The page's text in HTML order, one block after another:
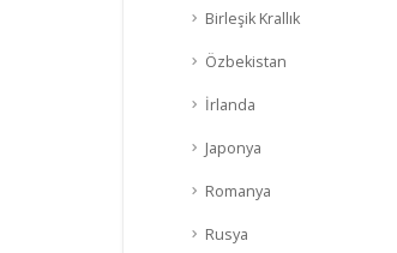
Birleşik Krallık
Özbekistan
İrlanda
Japonya
Romanya
Rusya